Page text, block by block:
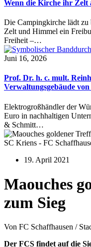
Wenn die Kirche ihr Zelt
Die Campingkirche lädt zu
Zelt und Himmel ein
Freiheit –…
Juni 16, 2026
Prof. Dr. h. c. mult.
Verwaltungsgebäude
Elektrogroßhändler der
Euro in nachhaltigen
& Schmitt…
SC Kriens - FC
19. April 2021
Maouches
zum Sieg
Von FC Schaffhausen /
Der FCS findet auf die